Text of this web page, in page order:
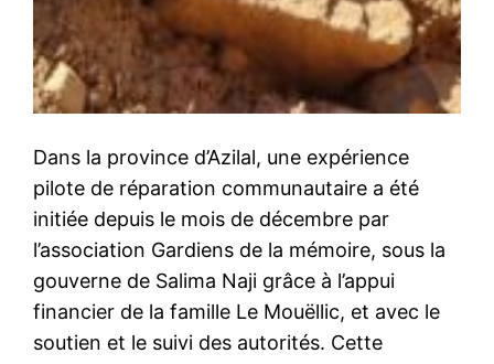
Dans la province d’Azilal, une expérience
pilote de réparation communautaire a été
initiée depuis le mois de décembre par
l’association Gardiens de la mémoire, sous la
gouverne de Salima Naji grâce à l’appui
financier de la famille Le Mouëllic, et avec le
soutien et le suivi des autorités. Cette